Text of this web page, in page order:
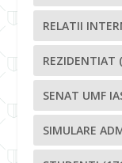
RELATII
REZIDENTIAT
SENAT UMF
SIMULARE